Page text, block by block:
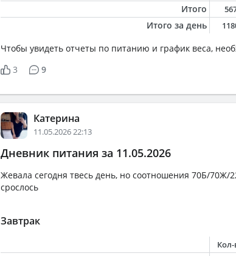
Итого
Итого за день
Чтобы увидеть отчеты по питанию и график веса,
3
9
Катерина
11.05.2026 22:13
Дневник питания за 11.05.2026
Жевала сегодня твесь день, но соотношения 70Б/70Ж/
срослось
Завтрак